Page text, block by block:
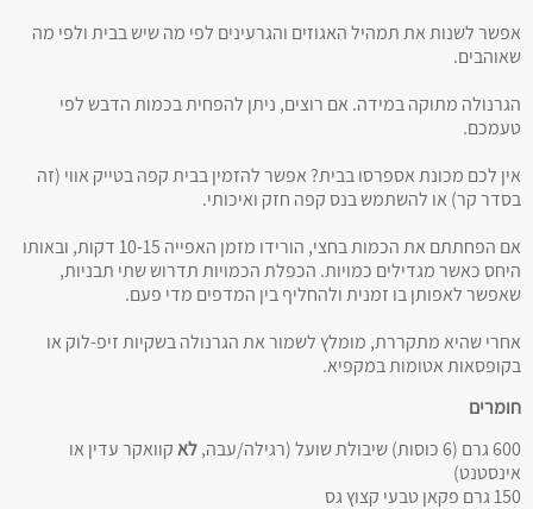
אפשר לשנות את תמהיל האגוזים והגרעינים לפי מה שיש בבית ולפי מה
שאוהבים.
הגרנולה מתוקה במידה. אם רוצים, ניתן להפחית בכמות הדבש לפי
טעמכם.
אין לכם מכונת אספרסו בבית? אפשר להזמין בבית קפה בטייק אווי (זה
בסדר קר) או להשתמש בנס קפה חזק ואיכותי.
אם הפחתתם את הכמות בחצי, הורידו מזמן האפייה 10-15 דקות, ובאותו
היחס כאשר מגדילים כמויות. הכפלת הכמויות תדרוש שתי תבניות,
שאפשר לאפותן בו זמנית ולהחליף בין המדפים מדי פעם.
אחרי שהיא מתקררת, מומלץ לשמור את הגרנולה בשקיות זיפ-לוק או
בקופסאות אטומות במקפיא.
חומרים
600 גרם (6 כוסות) שיבולת שועל (רגילה/עבה,
לאקוואקר עדין או
אינסטנט)
150 גרם פקאן טבעי קצוץ גס